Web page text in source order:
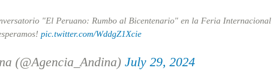
"El Peruano: Rumbo al Bicentenario" en la Feria Internacional
pic.twitter.com/WddgZ1Xcie
(@Agencia_Andina) July 29, 2024